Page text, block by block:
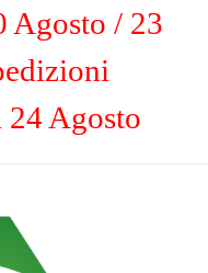
Agosto / 23
Agosto